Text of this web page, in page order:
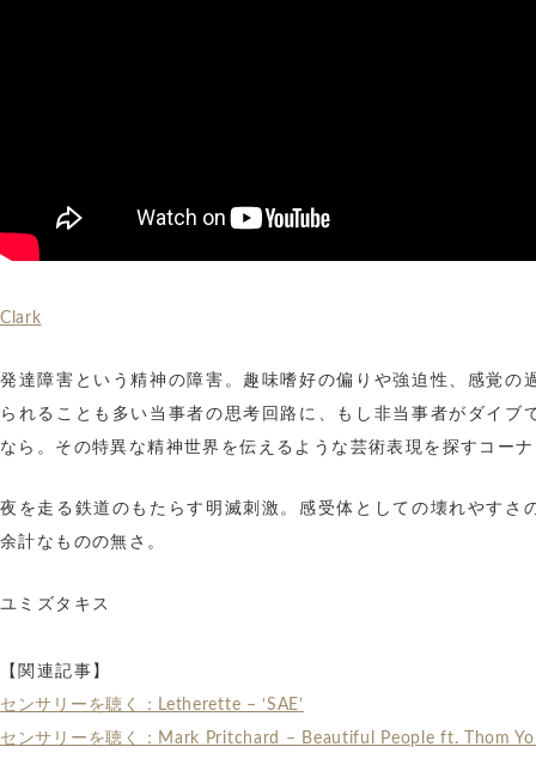
Clark
発達障害という精神の障害。趣味嗜好の偏りや強迫性、感覚の
られることも多い当事者の思考回路に、もし非当事者がダイブ
なら。その特異な精神世界を伝えるような芸術表現を探すコー
夜を走る鉄道のもたらす明滅刺激。感受体としての壊れやすさ
余計なものの無さ。
ユミズタキス
【関連記事】
センサリーを聴く：Letherette – ‘SAE’
センサリーを聴く：Mark Pritchard – Beautiful People ft. Thom